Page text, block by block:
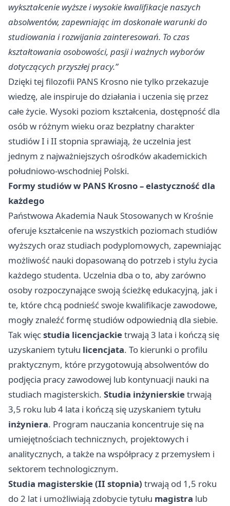
wykształcenie wyższe i wysokie kwalifikacje naszych
absolwentów, zapewniając im doskonałe warunki do
studiowania i rozwijania zainteresowań. To czas
kształtowania osobowości, pasji i ważnych wyborów
dotyczących przyszłej pracy.”
Dzięki tej filozofii PANS Krosno nie tylko przekazuje
wiedzę, ale inspiruje do działania i uczenia się przez
całe życie. Wysoki poziom kształcenia, dostępność dla
osób w różnym wieku oraz bezpłatny charakter
studiów I i II stopnia sprawiają, że uczelnia jest
jednym z najważniejszych ośrodków akademickich
południowo-wschodniej Polski.
Formy studiów w PANS Krosno – elastyczność dla
każdego
Państwowa Akademia Nauk Stosowanych w Krośnie
oferuje kształcenie na wszystkich poziomach studiów
wyższych oraz studiach podyplomowych, zapewniając
możliwość nauki dopasowaną do potrzeb i stylu życia
każdego studenta. Uczelnia dba o to, aby zarówno
osoby rozpoczynające swoją ścieżkę edukacyjną, jak i
te, które chcą podnieść swoje kwalifikacje zawodowe,
mogły znaleźć formę studiów odpowiednią dla siebie.
Tak więcstudia licencjackietrwają 3 lata i kończą się
uzyskaniem tytułu licencjata. To kierunki o profilu
praktycznym, które przygotowują absolwentów do
podjęcia pracy zawodowej lub kontynuacji nauki na
studiach magisterskich. Studia inżynierskietrwają
3,5 roku lub 4 lata i kończą się uzyskaniem tytułu
inżyniera. Program nauczania koncentruje się na
umiejętnościach technicznych, projektowych i
analitycznych, a także na współpracy z przemysłem i
sektorem technologicznym.
Studia magisterskie (II stopnia) trwają od 1,5 roku
do 2 lat i umożliwiają zdobycie tytułu magistra lub